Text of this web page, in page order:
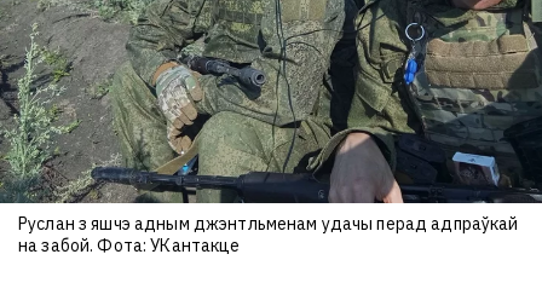
Руслан з яшчэ адным джэнтльменам удачы перад адпраўкай
на забой. Фота: УКантакце
Купілі занядбаны дом, у які не
хацелася заходзіць, і ператварылі
ў цукерку
5